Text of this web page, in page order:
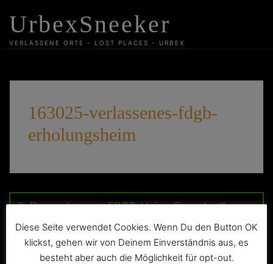
content
UrbexSneeker
VERLASSENE ORTE - LOST PLACES - URBEX
163025-verlassenes-fdgb-
erholungsheim
Das verlassene FDGB-Heim „Cosaplast“
Diese Seite verwendet Cookies. Wenn Du den Button OK
klickst, gehen wir von Deinem Einverständnis aus, es
besteht aber auch die Möglichkeit für opt-out.